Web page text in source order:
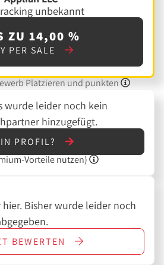
unbekannt
ZU 14,00 %
PER SALE
Platzieren und punkten
wurde leider noch kein
hinzugefügt.
PROFIL?
Vorteile nutzen)
Bisher wurde leider noch
BEWERTEN